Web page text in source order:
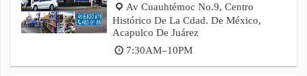
Av Cuauhtémoc No.9, Centro
Histórico De La Cdad. De México,
Acapulco De Juárez
7:30AM–10PM